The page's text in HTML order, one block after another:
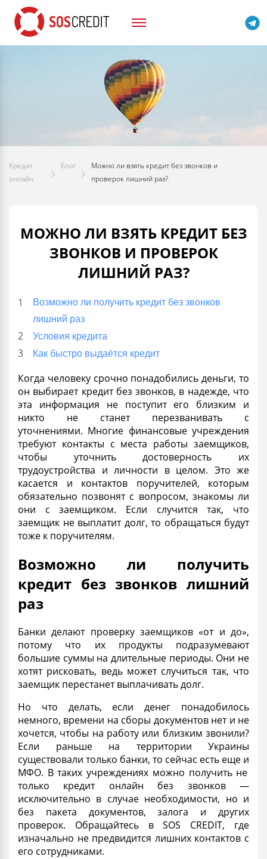
Кредит
онлайн
Блог
Можно ли взять кредит без звонков и
проверок лишний раз?
МОЖНО ЛИ ВЗЯТЬ КРЕДИТ БЕЗ
ЗВОНКОВ И ПРОВЕРОК
ЛИШНИЙ РАЗ?
Возможно ли получить кредит без звонков
лишний раз
Условия кредита
Как быстро выдаётся кредит
Когда человеку срочно понадобились деньги, то
он выбирает кредит без звонков, в надежде, что
эта информация не поступит его близким и
никто не станет перезванивать с
уточнениями. Многие финансовые учреждения
требуют контакты с места работы заемщиков,
чтобы уточнить достоверность их
трудоустройства и личности в целом. Это же
касается и контактов поручителей, которым
обязательно позвонят с вопросом, знакомы ли
они с заемщиком. Если случится так, что
заемщик не выплатит долг, то обращаться будут
тоже к поручителям.
Возможно ли получить
кредит без звонков лишний
раз
Банки делают проверкузаемщиков «от и до»,
потому что их продукты подразумевают
большие суммы на длительные периоды. Они не
хотят рисковать, ведь может случиться так, что
заемщик перестанет выплачиватьдолг.
Но что делать, если денег понадобилось
немного, времени на сборы документов нет и не
хочется, чтобы на работу или близким звонили?
Если раньше на территории Украины
существовали только банки, то сейчас есть еще и
МФО. В таких учреждениях можно получить не
только кредит онлайн без звонков —
исключительно в случае необходимости, но и
без пакета документов, залога и других
проверок. Обращайтесь в SOS CREDIT, где
изначально не предвидится лишних контактов с
его сотрудниками.